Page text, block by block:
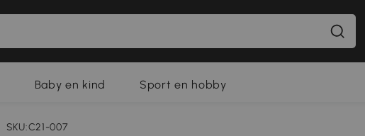
Baby en kind Sport en hobby
SKU:C21-007